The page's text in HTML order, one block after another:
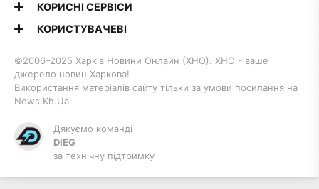
КОРИСНІ СЕРВІСИ
КОРИСТУВАЧЕВІ
©2006–2025 Харків Новини Онлайн (ХНО). ХНО - ваше
джерело новин Харкова!
Використання матеріалів сайту тільки за умови посилання на
News.Kh.Ua
Дякуємо команді
DIEG
за технічну підтримку